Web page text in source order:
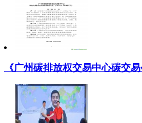
《广州碳排放权交易中心碳交